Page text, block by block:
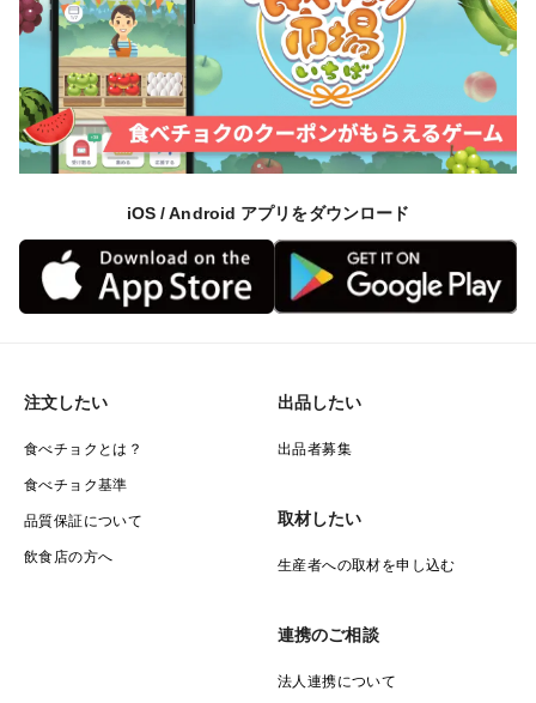
まずはそれぞれの食べ方で、甘さや食感の違いを楽し
んでみてください。
■栽培について
堀農園のスイートコーンは、
化学合成農薬・化学肥料を県基準の半分以下に抑え、
環境に配慮した栽培に取り組んでいます。
iOS / Android アプリをダウンロード
注文したい
食べチョクとは？
食べチョク基準
品質保証について
飲食店の方へ
出品したい
出品者募集
取材したい
生産者への取材を申し込む
連携のご相談
法人連携について